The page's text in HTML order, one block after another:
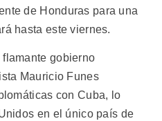
de Honduras para una
hasta este viernes.
gobierno
Mauricio Funes
con Cuba, lo
en el único país de